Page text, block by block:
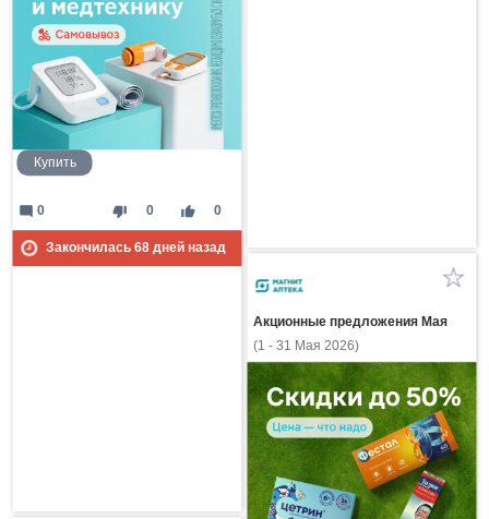
Купить
thumb_down 0 thumb_up 0
mode_comment 0
Закончилась 68дней назад
Акционные предложения Мая
(1 - 31 Мая 2026)